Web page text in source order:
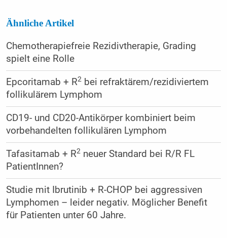
Ähnliche Artikel
Chemotherapiefreie Rezidivtherapie, Grading
spielt eine Rolle
Epcoritamab + R2bei refraktärem/rezidiviertem
follikulärem Lymphom
CD19- und CD20-Antikörper kombiniert beim
vorbehandelten follikulären Lymphom
Tafasitamab + R2neuer Standard bei R/R FL
PatientInnen?
Studie mit Ibrutinib + R-CHOP bei aggressiven
Lymphomen – leider negativ. Möglicher Benefit
für Patienten unter 60 Jahre.